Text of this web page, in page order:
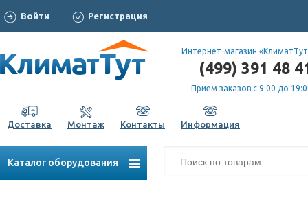
Войти Регистрация
Интернет-магазин
(499) 391 48
Прием заказов с 9:00 до
Доставка Монтаж Контакты Информация
Каталог оборудования